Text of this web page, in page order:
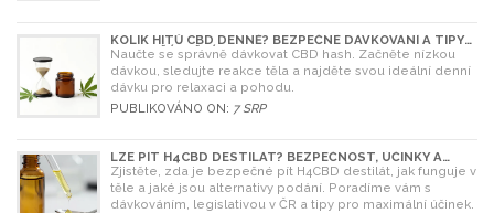
KOLIK HITŮ CBD DENNĚ? BEZPEČNÉ DÁVKOVÁNÍ A TIPY
PRO ZAČÁTEČNÍKY
Naučte se správně dávkovat CBD hash. Začněte nízkou
dávkou, sledujte reakce těla a najděte svou ideální denní
dávku pro relaxaci a pohodu.
PUBLIKOVÁNO ON: 7 SRP
LZE PÍT H4CBD DESTILÁT? BEZPEČNOST, ÚČINKY A
LEGISLATIVA V ROCE 2026
Zjistěte, zda je bezpečné pít H4CBD destilát, jak funguje v
těle a jaké jsou alternativy podání. Poradíme vám s
dávkováním, legislativou v ČR a tipy pro maximální účinek.